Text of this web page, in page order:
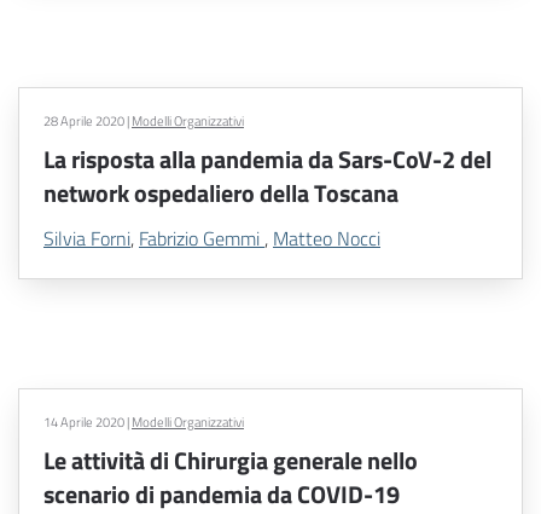
28 Aprile 2020|Modelli Organizzativi
La risposta alla pandemia da Sars-CoV-2 del
network ospedaliero della Toscana
Silvia Forni, Fabrizio Gemmi , Matteo Nocci
14 Aprile 2020|Modelli Organizzativi
Le attività di Chirurgia generale nello
scenario di pandemia da COVID-19